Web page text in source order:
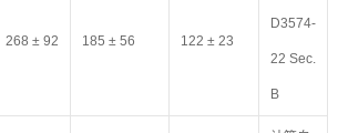
268 ± 92 185 ± 56 122 ± 23
D3574-
22 Sec.
B